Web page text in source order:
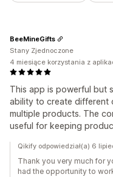
This app is powerful but
ability to create different
multiple products. The
useful for keeping
BeeMineGifts
Stany Zjednoczone
4 miesiące korzystania z
Qikify odpowiedział(a) 6
Thank you very much for
had the opportunity to